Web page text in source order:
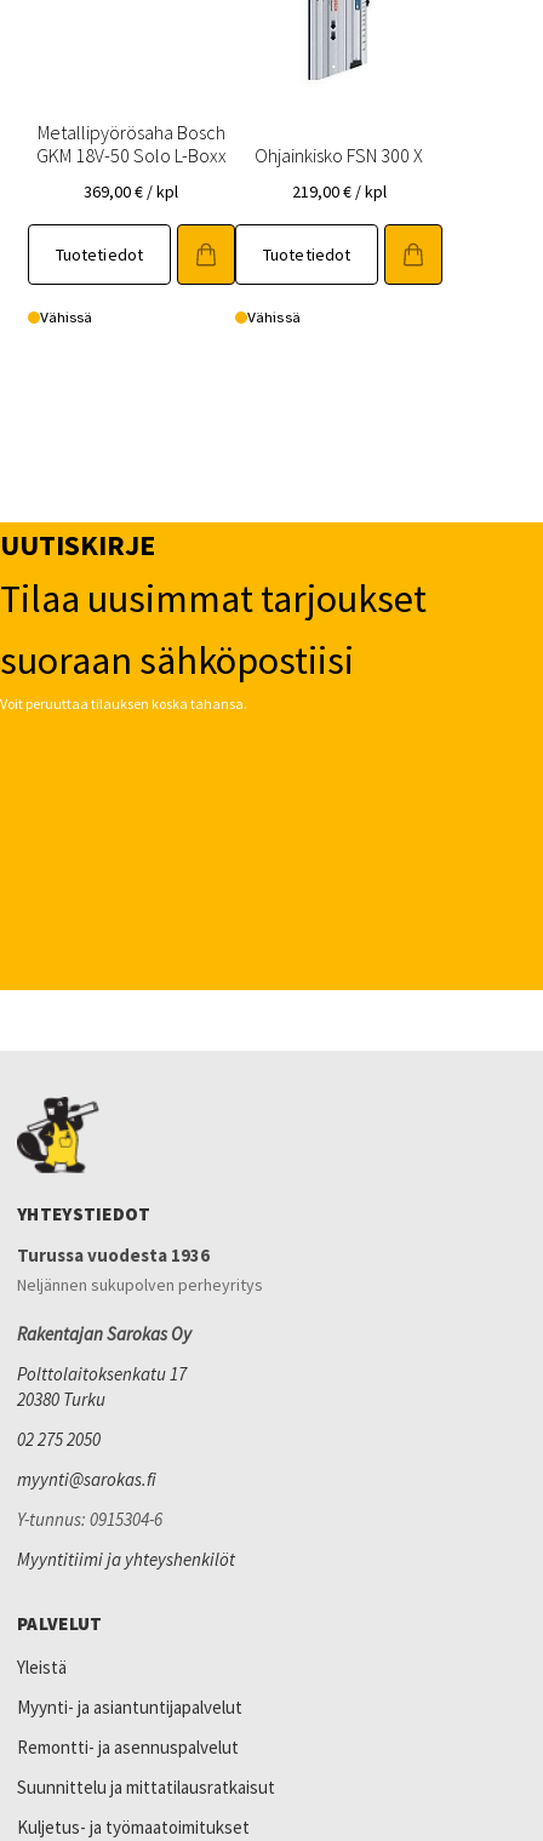
Metallipyörösaha Bosch
GKM 18V-50 Solo L-Boxx
369,00€ / kpl
Tuotetiedot
Vähissä
Ohjainkisko FSN 300 X
219,00€ / kpl
Tuotetiedot
Vähissä
UUTISKIRJE
Tilaa uusimmat tarjoukset
suoraan sähköpostiisi
Voit peruuttaa tilauksen koska tahansa.
YHTEYSTIEDOT
Turussa vuodesta 1936
Neljännen sukupolven perheyritys
Rakentajan Sarokas Oy
Polttolaitoksenkatu 17
20380 Turku
02 275 2050
myynti@sarokas.fi
Y-tunnus: 0915304-6
Myyntitiimi ja yhteyshenkilöt
PALVELUT
Yleistä
Myynti- ja asiantuntijapalvelut
Remontti- ja asennuspalvelut
Suunnittelu ja mittatilausratkaisut
Kuljetus- ja työmaatoimitukset